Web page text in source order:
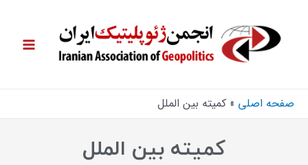
صفحه اصلی کمیته بین الملل
کمیته بین الملل